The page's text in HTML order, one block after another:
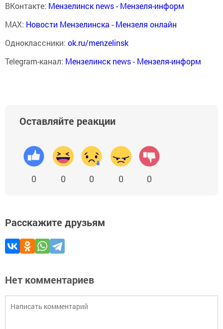
ВКонтакте: Мензелинск news - Мензеля-информ
MAX: Новости Мензелинска - Мензеля онлайн
Одноклассники: ok.ru/menzelinsk
Telegram-канал: Мензелинск news - Мензеля-информ
Оставляйте реакции
0 0 0 0 0
Расскажите друзьям
Нет комментариев